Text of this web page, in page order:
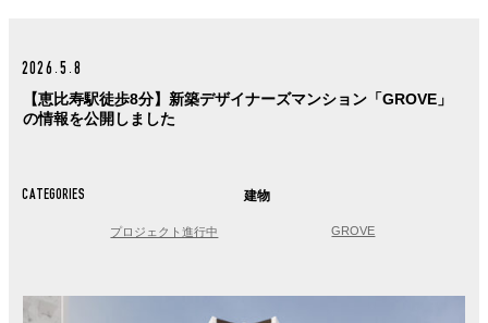
2026.5.8
【恵比寿駅徒歩8分】新築デザイナーズマンション「GROVE」
の情報を公開しました
CATEGORIES
プロジェクト進行中
建物
GROVE